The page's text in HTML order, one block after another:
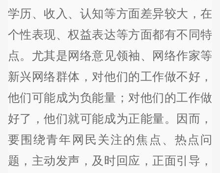
学历、收入、认知等方面差异较大，在
个性表现、权益表达等方面都有不同特
点。尤其是网络意见领袖、网络作家等
新兴网络群体，对他们的工作做不好，
他们可能成为负能量；对他们的工作做
好了，他们就可能成为正能量。因而，
要围绕青年网民关注的焦点、热点问
题，主动发声，及时回应，正面引导，